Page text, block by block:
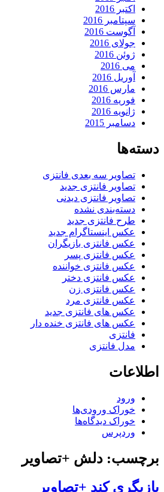
اکتبر 2016
سپتامبر 2016
آگوست 2016
جولای 2016
ژوئن 2016
می 2016
آوریل 2016
مارس 2016
فوریه 2016
ژانویه 2016
دسامبر 2015
دسته‌ها
تصاویر سه بعدی فانتزی
تصاویر فانتزی جدید
تصاویر فانتزی دیدنی
دسته‌بندی نشده
طرح فانتزی جدید
عکس اینستاگرام جدید
عکس فانتزی بازیگران
عکس فانتزی پسر
عکس فانتزی خواننده
عکس فانتزی دختر
عکس فانتزی زن
عکس فانتزی مرد
عکس های فانتزی جدید
عکس های فانتزی خنده دار
فانتزی
مدل فانتزی
اطلاعات
ورود
خوراک ورودی‌ها
خوراک دیدگاه‌ها
وردپرس
برچسب: دلش +تصاویر
بازیگری کند +تصاویر